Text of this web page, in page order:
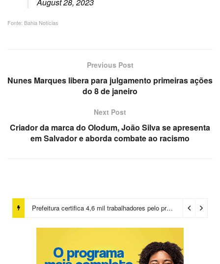
August 28, 2023
Fonte: Bahia Notícias
Previous Post
Nunes Marques libera para julgamento primeiras ações
do 8 de janeiro
Next Post
Criador da marca do Olodum, João Silva se apresenta
em Salvador e aborda combate ao racismo
Prefeitura certifica 4,6 mil trabalhadores pelo programa Treinar para Empregar e realiza Feirão de Empregabilidade